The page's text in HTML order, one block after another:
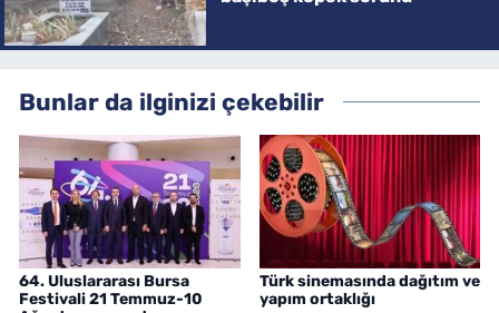
Bunlar da ilginizi çekebilir
64. Uluslararası Bursa
Festivali 21 Temmuz-10
Türk sinemasında dağıtım ve
yapım ortaklığı